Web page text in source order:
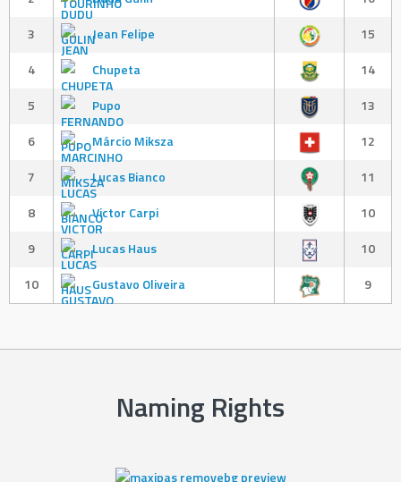
3
Jean Felipe
15
4
Chupeta
14
5
Pupo
13
6
Márcio Miksza
12
7
Lucas Bianco
11
8
Victor Carpi
10
9
Lucas Haus
10
10
Gustavo Oliveira 9
Naming Rights